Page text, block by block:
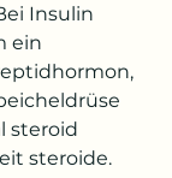
Insulin
ein
steroid
steroide.